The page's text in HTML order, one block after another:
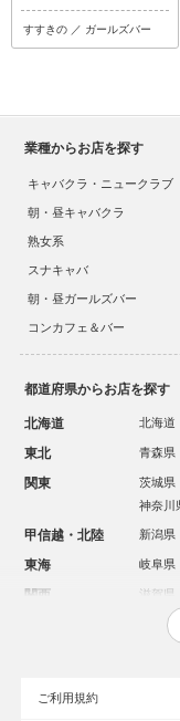
すすきの ／ ガールズバー
業種からお店を探す
キャバクラ・ニュークラブ
朝・昼キャバクラ
熟女系
スナキャバ
朝・昼ガールズバー
コンカフェ＆バー
都道府県からお店を探す
北海道 北海道
東北 青森県
関東 茨城県
神奈川
甲信越・北陸 新潟県
東海 岐阜県
関西 滋賀県
鳥取県
ご利用規約